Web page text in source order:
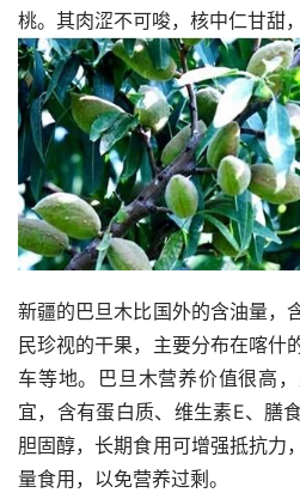
桃。其肉涩不可唆，核中仁甘甜
新疆的巴旦木比国外的含油量，
民珍视的干果，主要分布在喀什
车等地。巴旦木营养价值很高
宜，含有蛋白质、维生素E、膳
胆固醇，长期食用可增强抵抗力
量食用，以免营养过剩。